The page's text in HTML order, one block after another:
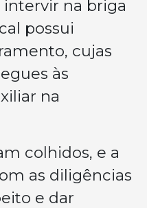
na briga
possui
cujas
às
na
colhidos, e a
as diligências
e dar